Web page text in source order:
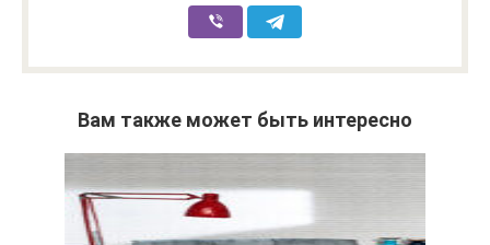
Вам также может быть интересно